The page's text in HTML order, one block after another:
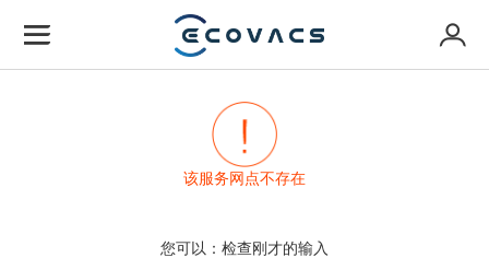
该服务网点不存在
您可以：检查刚才的输入